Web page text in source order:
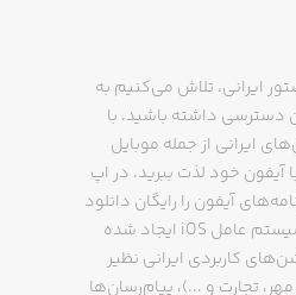
ایرانی، تلاش می‌کنیم به
دسترسی داشته باشید. با
ایرانی از جمله موبایل
آیفون خود لذت ببرید. در اپ
آیفون را رایگان دانلود
کنید و از مشکلاتی که برای کاربران ایرانی سیستم عامل iOS ایجاد شده
کاربردی ایرانی نظیر
تجارت و ...)، پیام‌رسان‌ها